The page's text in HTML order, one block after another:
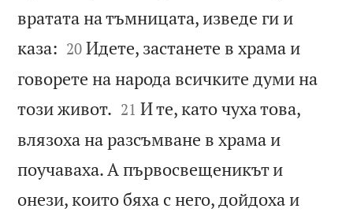
вратата на тъмницата, изведе ги и
каза: 

20 Идете, застанете в храма и
говорете на народа всичките думи на
този живот. 

21 И те, като чуха това,
влязоха на разсъмване в храма и
поучаваха. А първосвещеникът и
онези, които бяха с него, дойдоха и